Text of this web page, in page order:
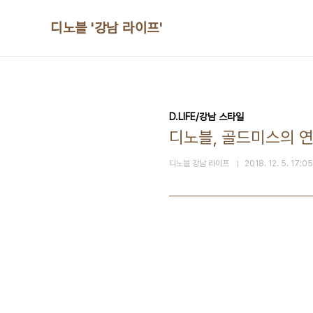
디노블 '강남 라이프'
D.LIFE/강남 스타일
디노블, 골드미스의
디노블 강남 라이프 2018. 12. 5. 17:05